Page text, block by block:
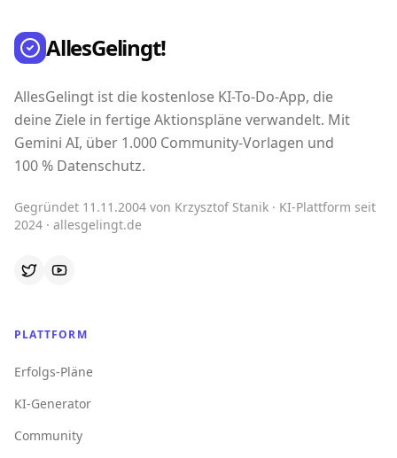
AllesGelingt!
AllesGelingt ist die kostenlose KI-To-Do-App, die
deine Ziele in fertige Aktionspläne verwandelt. Mit
Gemini AI, über 1.000 Community-Vorlagen und
100 % Datenschutz.
Gegründet 11.11.2004 von Krzysztof Stanik · KI-Plattform seit
2024 · allesgelingt.de
PLATTFORM
Erfolgs-Pläne
KI-Generator
Community